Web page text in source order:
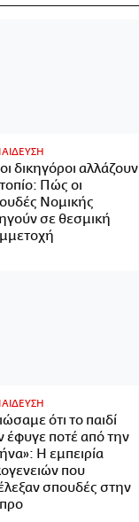
δικηγόροι αλλάζουν
Πώς οι
Νομικής
σε θεσμική
ότι το παιδί
έφυγε ποτέ από την
Η εμπειρία
που
σπουδές στην